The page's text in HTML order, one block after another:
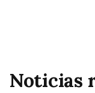
Noticias